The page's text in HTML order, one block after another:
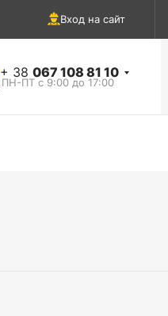
Вход на сайт
+ 38 067 108 81 10
ПН-ПТ с 9:00 до 17:00